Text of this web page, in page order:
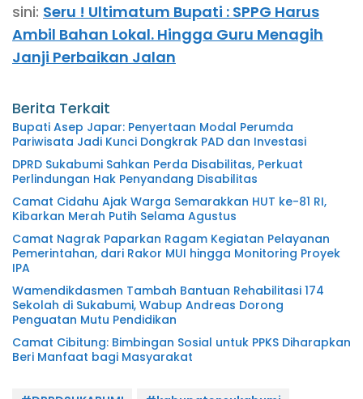
sini: Seru ! Ultimatum Bupati : SPPG Harus
Ambil Bahan Lokal. Hingga Guru Menagih
Janji Perbaikan Jalan
Berita Terkait
Bupati Asep Japar: Penyertaan Modal Perumda
Pariwisata Jadi Kunci Dongkrak PAD dan Investasi
DPRD Sukabumi Sahkan Perda Disabilitas, Perkuat
Perlindungan Hak Penyandang Disabilitas
Camat Cidahu Ajak Warga Semarakkan HUT ke-81 RI,
Kibarkan Merah Putih Selama Agustus
Camat Nagrak Paparkan Ragam Kegiatan Pelayanan
Pemerintahan, dari Rakor MUI hingga Monitoring Proyek
IPA
Wamendikdasmen Tambah Bantuan Rehabilitasi 174
Sekolah di Sukabumi, Wabup Andreas Dorong
Penguatan Mutu Pendidikan
Camat Cibitung: Bimbingan Sosial untuk PPKS Diharapkan
Beri Manfaat bagi Masyarakat